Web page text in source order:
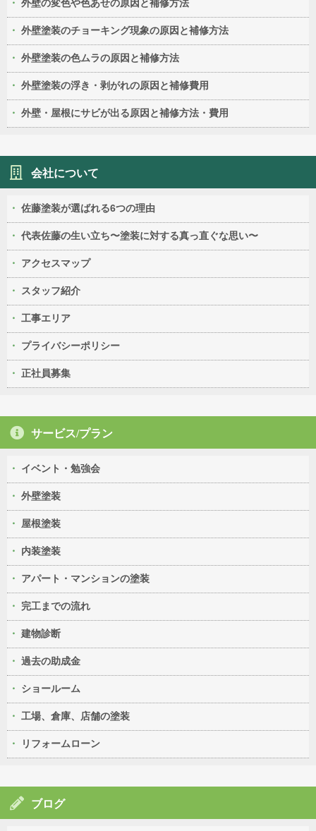
外壁の変色や色あせの原因と補修方法
外壁塗装のチョーキング現象の原因と補修方法
外壁塗装の色ムラの原因と補修方法
外壁塗装の浮き・剥がれの原因と補修費用
外壁・屋根にサビが出る原因と補修方法・費用
会社について
佐藤塗装が選ばれる6つの理由
代表佐藤の生い立ち〜塗装に対する真っ直ぐな思い〜
アクセスマップ
スタッフ紹介
工事エリア
プライバシーポリシー
正社員募集
サービス/プラン
イベント・勉強会
外壁塗装
屋根塗装
内装塗装
アパート・マンションの塗装
完工までの流れ
建物診断
過去の助成金
ショールーム
工場、倉庫、店舗の塗装
リフォームローン
ブログ